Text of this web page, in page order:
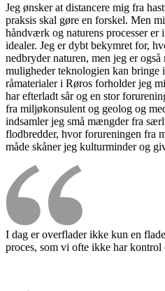
Jeg ønsker at distancere mig fra
praksis skal gøre en forskel. Men
håndværk og naturens processer er
idealer. Jeg er dybt bekymret for,
nedbryder naturen, men jeg er
muligheder teknologien kan bringe
råmaterialer i Røros forholder jeg
har efterladt sår og en stor
fra miljøkonsulent og geolog og
indsamler jeg små mængder fra
flodbredder, hvor forureningen fra
måde skåner jeg kulturminder og
I dag er overflader ikke kun en
proces, som vi ofte ikke har kontrol